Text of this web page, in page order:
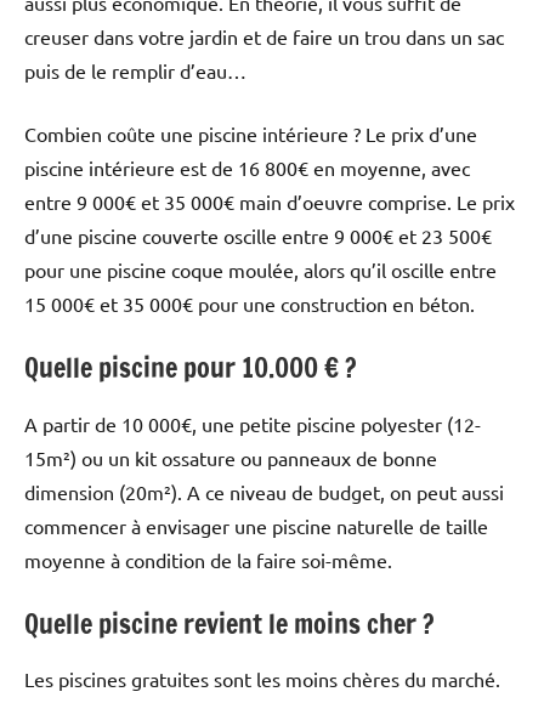
creuser dans votre jardin et de faire un trou dans un sac
puis de le remplir d’eau…
Combien coûte une piscine intérieure ? Le prix d’une
piscine intérieure est de 16 800€ en moyenne, avec
entre 9 000€ et 35 000€ main d’oeuvre comprise. Le prix
d’une piscine couverte oscille entre 9 000€ et 23 500€
pour une piscine coque moulée, alors qu’il oscille entre
15 000€ et 35 000€ pour une construction en béton.
Quelle piscine pour 10.000 € ?
A partir de 10 000€, une petite piscine polyester (12-
15m²) ou un kit ossature ou panneaux de bonne
dimension (20m²). A ce niveau de budget, on peut aussi
commencer à envisager une piscine naturelle de taille
moyenne à condition de la faire soi-même.
Quelle piscine revient le moins cher ?
Les piscines gratuites sont les moins chères du marché.